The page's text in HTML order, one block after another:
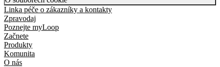
Linka péče o zákazníky a kontakty
Zpravodaj
Poznejte myLoop
Začnete
Produkty
Komunita
O nás